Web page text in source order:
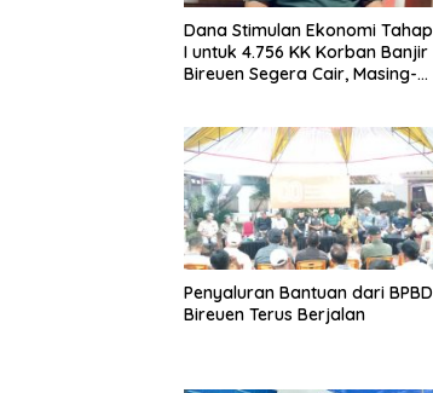
Dana Stimulan Ekonomi Tahap
I untuk 4.756 KK Korban Banjir
Bireuen Segera Cair, Masing-
Penyaluran Bantuan dari BPBD